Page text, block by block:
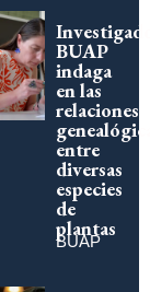
BUAP
indaga
en las
relaciones
entre
diversas
especies
de
plantas
BUAP